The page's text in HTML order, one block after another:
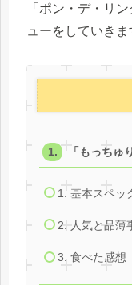
「ポン・デ・リ
ューをしていきま
「もっちゅ
1. 基本スペッ
2. 人気と品薄
3. 食べた感想